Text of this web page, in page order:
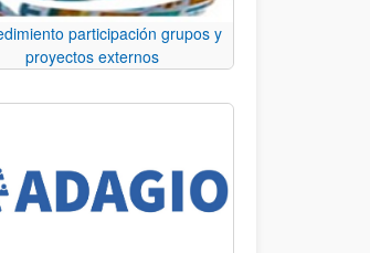
participación grupos y
proyectos externos